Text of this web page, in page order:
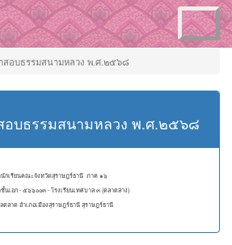
Toggle
navigation
สอบธรรมสนามหลวง พ.ศ.๒๕๖๘
อบธรรมสนามหลวง พ.ศ.๒๕๖๘
นักเรียนคณะจังหวัดสุราษฎร์ธานี ภาค ๑๖
นเอก - ๕๖๖๐๐๓ - โรงเรียนเทศบาล ๓ (ตลาดล่าง)
ตลาด อำเภอเมืองสุราษฎร์ธานี สุราษฎร์ธานี